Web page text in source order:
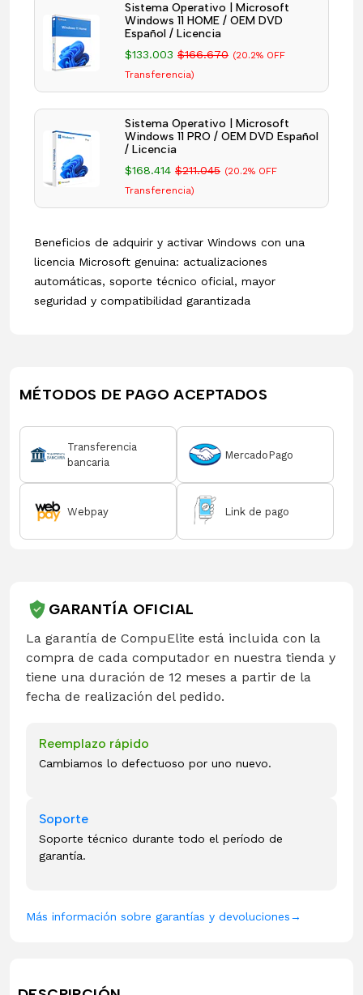
Sistema Operativo | Microsoft
Windows 11 HOME / OEM DVD
Español / Licencia
$133.003 $166.670 (20.2% OFF
Transferencia)
Sistema Operativo | Microsoft
Windows 11 PRO / OEM DVD Español
/ Licencia
$168.414 $211.045 (20.2% OFF
Transferencia)
Beneficios de adquirir y activar Windows con una
licencia Microsoft genuina: actualizaciones
automáticas, soporte técnico oficial, mayor
seguridad y compatibilidad garantizada
MÉTODOS DE PAGO ACEPTADOS
Transferencia
bancaria
MercadoPago
Webpay Link de pago
GARANTÍA OFICIAL
La garantía de CompuElite está incluida con la
compra de cada computador en nuestra tienda y
tiene una duración de 12 meses a partir de la
fecha de realización del pedido.
Reemplazo rápido
Cambiamos lo defectuoso por uno nuevo.
Soporte
Soporte técnico durante todo el período de
garantía.
Más información sobre garantías y devoluciones→